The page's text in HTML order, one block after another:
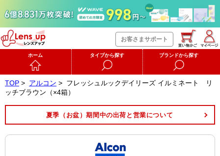
お客さまサポート
ホーム タイプから探す ブランドから探す
TOP > アルコン > フレッシュルックデイリーズ イルミネート リ
ッチブラウン（×4箱）
夏季（お盆）期間中の出荷と営業について